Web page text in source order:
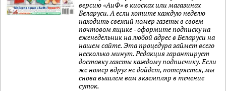
версию «АиФ» в киосках или магазинах
Беларуси. А если хотите каждую неделю
находить свежий номер газеты в своем
почтовом ящике - оформите подписку на
еженедельник на любой адрес в Беларуси на
нашем сайте. Эта процедура займет всего
несколько минут. Редакция гарантирует
доставку газеты каждому подписчику. Если
же номер вдруг не дойдет, потеряется, мы
снова вышлем вам экземпляр в течение
суток.